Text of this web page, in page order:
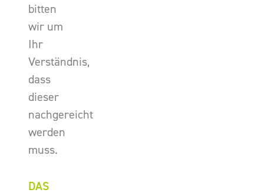
bitten
wir um
Ihr
Verständnis,
dass
dieser
nachgereicht
werden
muss.
DAS